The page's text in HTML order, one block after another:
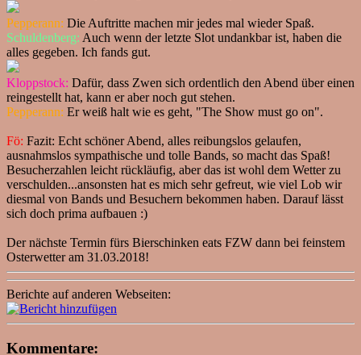
Pepperann: Die Auftritte machen mir jedes mal wieder Spaß.
Schuldenberg: Auch wenn der letzte Slot undankbar ist, haben die
alles gegeben. Ich fands gut.
Kloppstock: Dafür, dass Zwen sich ordentlich den Abend über einen
reingestellt hat, kann er aber noch gut stehen.
Pepperann: Er weiß halt wie es geht, "The Show must go on".
Fö: Fazit: Echt schöner Abend, alles reibungslos gelaufen,
ausnahmslos sympathische und tolle Bands, so macht das Spaß!
Besucherzahlen leicht rückläufig, aber das ist wohl dem Wetter zu
verschulden...ansonsten hat es mich sehr gefreut, wie viel Lob wir
diesmal von Bands und Besuchern bekommen haben. Darauf lässt
sich doch prima aufbauen :)
Der nächste Termin fürs Bierschinken eats FZW dann bei feinstem
Osterwetter am 31.03.2018!
Berichte auf anderen Webseiten:
Kommentare: